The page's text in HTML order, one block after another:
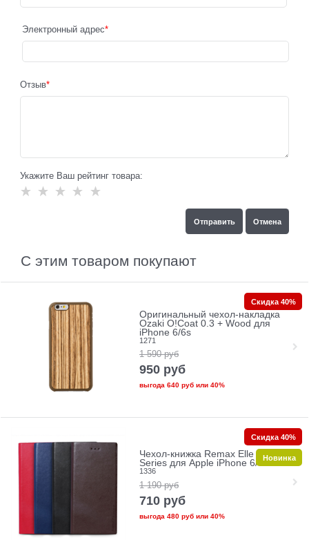
Электронный адрес
Отзыв
Укажите Ваш рейтинг товара:
С этим товаром покупают
Оригинальный чехол-накладка
Ozaki O!Coat 0.3 + Wood для
iPhone 6/6s
1271
1 590 руб
950 руб
выгода 640 рубили 40%
Скидка 40%
Чехол-книжка Remax Elle Men
Series для Apple iPhone 6/6s
1336
1 190 руб
710 руб
выгода 480 рубили 40%
Скидка 40%
Новинка